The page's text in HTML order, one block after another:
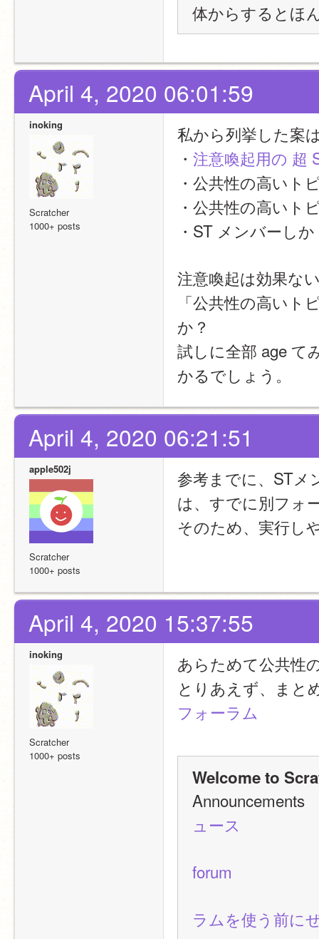
体からするとほ
April 4, 2020 06:01:59
inoking
Scratcher
1000+ posts
私から列挙した案
・ 注意喚起用の 超
・公共性の高いト
・公共性の高いト
・ST メンバーし
注意喚起は効果な
「公共性の高い
か？
試しに全部 age て
かるでしょう。
April 4, 2020 06:21:51
apple502j
Scratcher
1000+ posts
参考までに、STメ
は、すでに別フォ
そのため、実行し
April 4, 2020 15:37:55
inoking
Scratcher
1000+ posts
あらためて公共性
とりあえず、まと
フォーラム
Welcome to
ュース
forum
ラムを使う前に